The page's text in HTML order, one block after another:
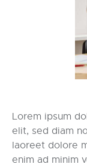
Lorem ipsum
elit, sed diam
laoreet dolore
enim ad minim